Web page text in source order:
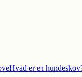
Hvad er en